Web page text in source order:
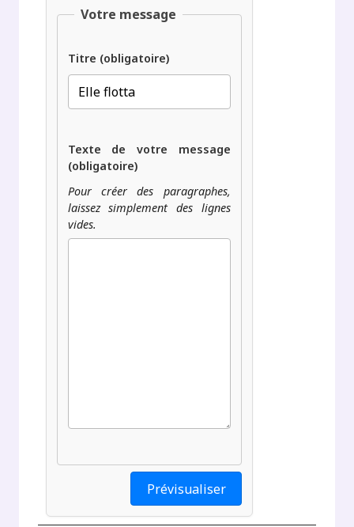
Votre message
Titre (obligatoire)
Texte de votre message
(obligatoire)
Pour créer des paragraphes,
laissez simplement des lignes
vides.